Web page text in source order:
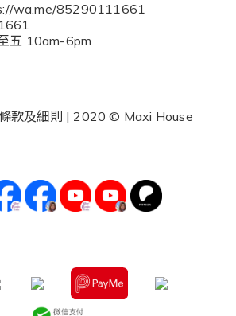
wa.me/85290111661
五 10am-6pm
條款及細則 | 2020 © Maxi House